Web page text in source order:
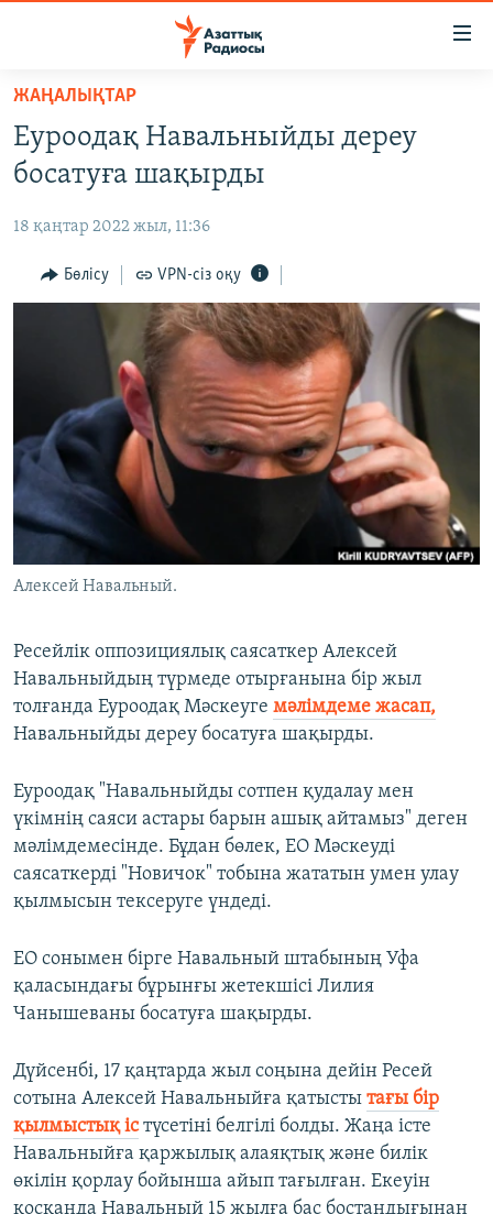
Skip
main
content
to
Navigation
Skip
САЯСАТ
AZATTYQTV
ҚАҢТАР ОҚИҒАСЫ
АДАМ ҚҰҚЫҚТАРЫ
АРНАЙЫ ЖОБАЛАР
Русский
ЖАЗЫЛЫҢЫЗ
ЖАҢАЛЫҚТАР
Еуроодақ Навальныйды дереу
босатуға шақырды
18 қаңтар 2022 жыл, 11:36
Бөлісу VPN-сіз оқу
Алексей Навальный.
Ресейлік оппозициялық саясаткер Алексей
Навальныйдың түрмеде отырғанына бір жыл
толғанда Еуроодақ Мәскеуге мәлімдеме жасап,
Навальныйды дереу босатуға шақырды.
Еуроодақ "Навальныйды сотпен қудалау мен
үкімнің саяси астары барын ашық айтамыз" деген
мәлімдемесінде. Бұдан бөлек, ЕО Мәскеуді
саясаткерді "Новичок" тобына жататын умен улау
қылмысын тексеруге үндеді.
ЕО сонымен бірге Навальный штабының Уфа
қаласындағы бұрынғы жетекшісі Лилия
Чанышеваны босатуға шақырды.
Дүйсенбі, 17 қаңтарда жыл соңына дейін Ресей
сотына Алексей Навальныйға қатысты тағы бір
қылмыстық істүсетіні белгілі болды. Жаңа істе
Навальныйға қаржылық алаяқтық және билік
өкілін қорлау бойынша айып тағылған. Екеуін
қосқанда Навальный 15 жылға бас бостандығынан